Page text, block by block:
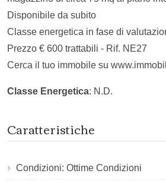
Disponibile da subito
Classe energetica in fase di
Prezzo € 600 trattabili - Rif. NE27
Cerca il tuo immobile su
Classe Energetica: N.D.
Caratteristiche
Condizioni: Ottime Condizioni